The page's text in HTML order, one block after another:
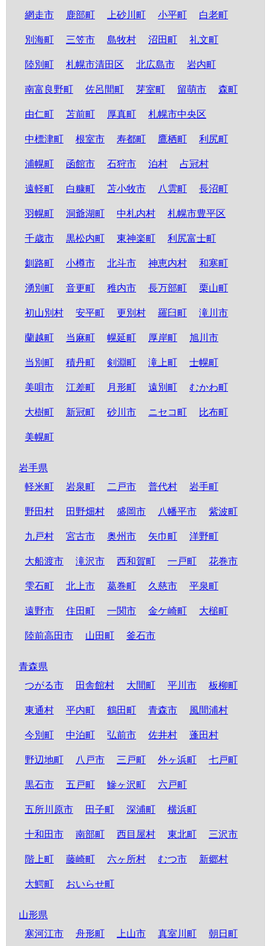
網走市 鹿部町 上砂川町 小平町 白老町
別海町 三笠市 島牧村 沼田町 礼文町
陸別町 札幌市清田区 北広島市 岩内町
南富良野町 佐呂間町 芽室町 留萌市 森町
由仁町 苫前町 厚真町 札幌市中央区
中標津町 根室市 寿都町 鷹栖町 利尻町
浦幌町 函館市 石狩市 泊村 占冠村
遠軽町 白糠町 苫小牧市 八雲町 長沼町
羽幌町 洞爺湖町 中札内村 札幌市豊平区
千歳市 黒松内町 東神楽町 利尻富士町
釧路町 小樽市 北斗市 神恵内村 和寒町
湧別町 音更町 稚内市 長万部町 栗山町
初山別村 安平町 更別村 羅臼町 滝川市
蘭越町 当麻町 幌延町 厚岸町 旭川市
当別町 積丹町 剣淵町 滝上町 士幌町
美唄市 江差町 月形町 遠別町 むかわ町
大樹町 新冠町 砂川市 ニセコ町 比布町
美幌町
岩手県
軽米町
岩泉町 二戸市 普代村 岩手町
野田村 田野畑村 盛岡市 八幡平市 紫波町
九戸村 宮古市 奥州市 矢巾町 洋野町
大船渡市 滝沢市 西和賀町 一戸町 花巻市
雫石町 北上市 葛巻町 久慈市 平泉町
遠野市 住田町 一関市 金ケ崎町 大槌町
陸前高田市 山田町 釜石市
青森県
つがる市
田舎館村 大間町 平川市 板柳町
東通村 平内町 鶴田町 青森市 風間浦村
今別町 中泊町 弘前市 佐井村 蓬田村
野辺地町 八戸市 三戸町 外ヶ浜町 七戸町
黒石市 五戸町 鰺ヶ沢町 六戸町
五所川原市 田子町 深浦町 横浜町
十和田市 南部町 西目屋村 東北町 三沢市
階上町 藤崎町 六ヶ所村 むつ市 新郷村
大鰐町 おいらせ町
山形県
寒河江市
舟形町 上山市 真室川町 朝日町